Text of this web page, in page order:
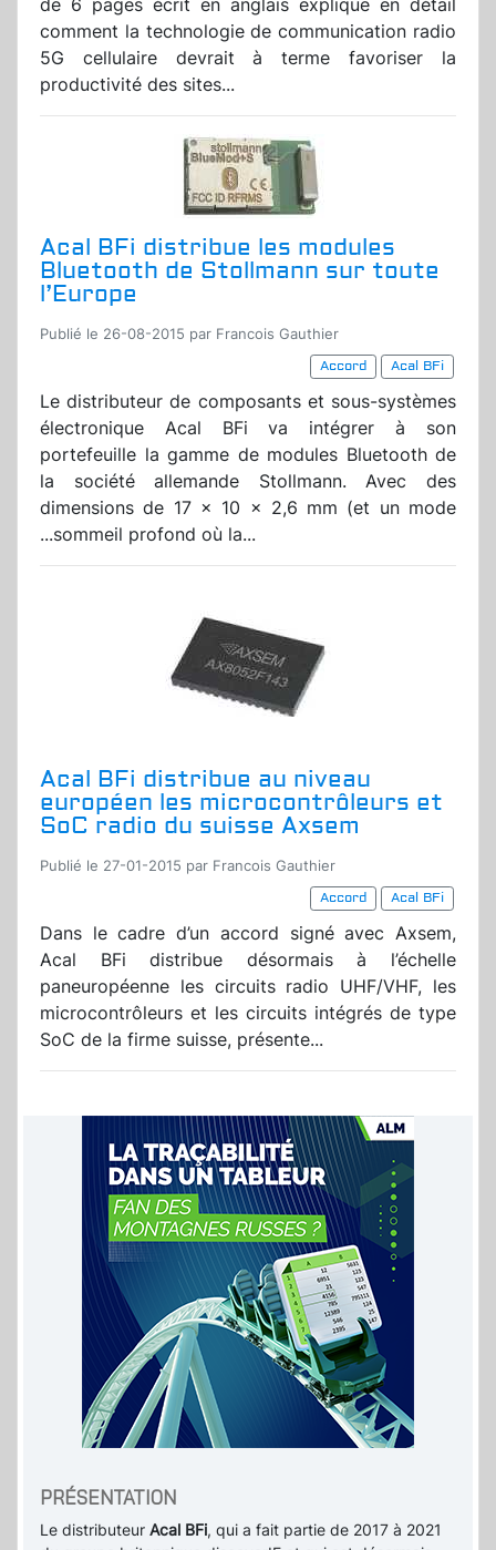
de 6 pages écrit en anglais explique en détail
comment la technologie de communication radio
5G cellulaire devrait à terme favoriser la
productivité des sites...
Acal BFi distribue les modules
Bluetooth de Stollmann sur toute
l’Europe
Publié le 26-08-2015 par Francois Gauthier
Accord
Acal BFi
Le distributeur de composants et sous-systèmes
électronique Acal BFi va intégrer à son
portefeuille la gamme de modules Bluetooth de
la société allemande Stollmann. Avec des
dimensions de 17 x 10 x 2,6 mm (et un mode
...sommeil profond où la...
Acal BFi distribue au niveau
européen les microcontrôleurs et
SoC radio du suisse Axsem
Publié le 27-01-2015 par Francois Gauthier
Accord
Acal BFi
Dans le cadre d’un accord signé avec Axsem,
Acal BFi distribue désormais à l’échelle
paneuropéenne les circuits radio UHF/VHF, les
microcontrôleurs et les circuits intégrés de type
SoC de la firme suisse, présente...
PRÉSENTATION
Le distributeur Acal BFi, qui a fait partie de 2017 à 2021